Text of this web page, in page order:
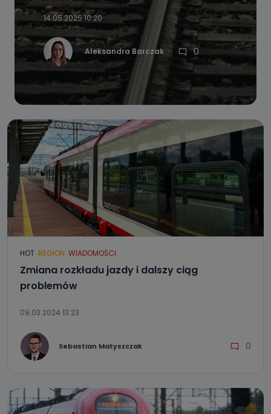
14.05.2025 10:20
Aleksandra Barczak 0
HOT REGION WIADOMOŚCI
Zmiana rozkładu jazdy i dalszy ciąg
problemów
09.03.2024 13:23
Sebastian Matyszczak 0